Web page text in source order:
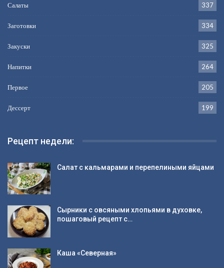
Салаты 337
Заготовки 334
Закуски 325
Напитки 264
Первое 205
Дессерт 199
Рецепт недели:
Салат с кальмарами и перепелиными яйцами
Сырники с овсяными хлопьями в духовке,
пошаговый рецепт с…
Каша «Северная»